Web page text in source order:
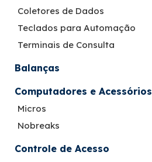
Coletores de Dados
Teclados para Automação
Terminais de Consulta
Balanças
Computadores e Acessórios
Micros
Nobreaks
Controle de Acesso